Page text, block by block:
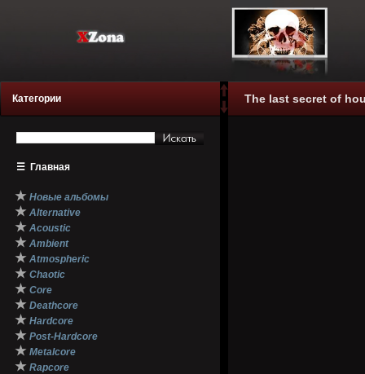
Категории
☰ Главная
★ Новые альбомы
★ Alternative
★ Acoustic
★ Ambient
★ Atmospheric
★ Chaotic
★ Core
★ Deathcore
★ Hardcore
★ Post-Hardcore
★ Metalcore
★ Rapcore
The last secret of